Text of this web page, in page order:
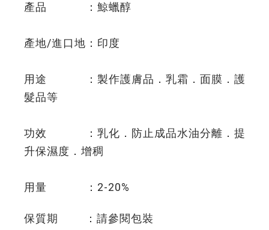
產品 ：鯨蠟醇
產地/進口地：印度
用途 ：製作護膚品．乳霜．面膜．護
髮品等
功效 ：乳化．防止成品水油分離．提
升保濕度．增稠
用量 ：2-20%
保質期 ：請參閱包裝